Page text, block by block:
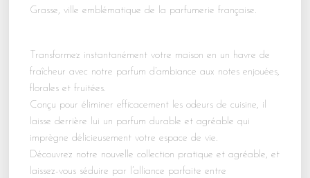
Grasse, ville emblématique de la parfumerie française.
Transformez instantanément votre maison en un havre de
fraîcheur avec notre parfum d’ambiance aux notes enjouées,
florales et fruitées.
Conçu pour éliminer efficacement les odeurs de cuisine, il
laisse derrière lui un parfum durable et agréable qui
imprègne délicieusement votre espace de vie.
Découvrez notre nouvelle collection pratique et agréable, et
laissez-vous séduire par l’alliance parfaite entre